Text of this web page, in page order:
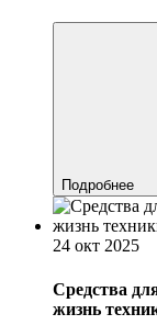
Подробнее
24 окт 2025
Средства
жизнь